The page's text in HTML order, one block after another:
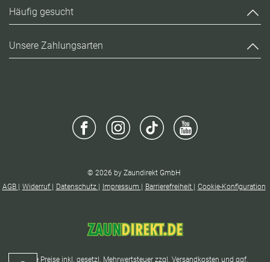
Häufig gesucht
Unsere Zahlungsarten
© 2026 by Zaundirekt GmbH
AGB
Widerruf Datenschutz Impressum Barrierefreiheit Cookie-Konfiguration
* Alle Preise inkl. gesetzl. Mehrwertsteuer zzgl. Versandkosten und ggf.